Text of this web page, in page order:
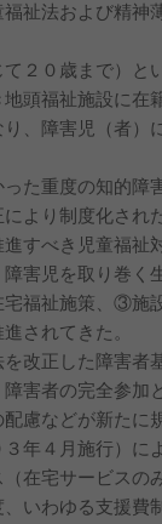
祉法および精神
２０歳まで）と
頭福祉施設に在
、障害児（者）
た重度の知的障
より制度化された
すべき児童福祉
害児を取り巻く
福祉施策、③施
されてきた。
改正した障害者
害者の完全参加
慮などが新たに
年４月施行）に
在宅サービスの
いわゆる支援費